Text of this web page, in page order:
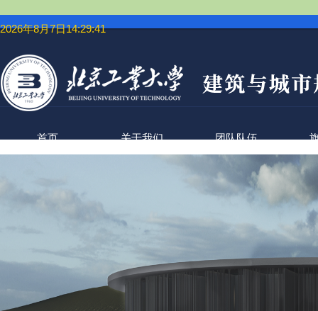
2026年8月7日14:29:41
首页 关于我们 团队队伍